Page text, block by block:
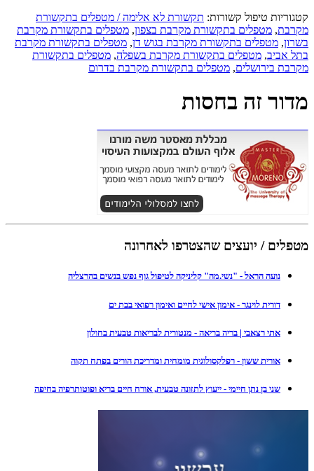
קטגוריות טיפול קשורות: תקשורת לא אלימה / מטפלים בתקשורת
מקרבת, מטפלים בתקשורת מקרבת בצפון, מטפלים בתקשורת מקרבת
בשרון, מטפלים בתקשורת מקרבת בגוש דן, מטפלים בתקשורת מקרבת
בתל אביב, מטפלים בתקשורת מקרבת בשפלה, מטפלים בתקשורת
מקרבת בירושלים, מטפלים בתקשורת מקרבת בדרום
מדור זה בחסות
מטפלים / יועצים שהצטרפו לאחרונה
נועה הראל - "נשי.מה" קליניקה לטיפול גוף נפש בנשים בהרצליה
דורית לוינגר - אימון אישי לחיים ואימון רפואי בבת ים
אתי רצאבי | בריה בריאה - מנטורית לבריאות טבעית בחולון
אורית ששון - רפלקסולוגית מומחית ומדריכת הורים בפתח תקוה
שני בן נתן חיימי - ייעוץ לתזונה טבעית, אורח חיים בריא ופוטותרפיה בחיפה